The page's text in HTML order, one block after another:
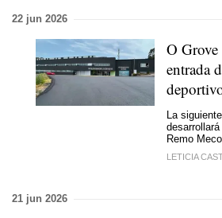
22 jun 2026
O Grove
entrada
La
Remo
LETICIA
21 jun 2026